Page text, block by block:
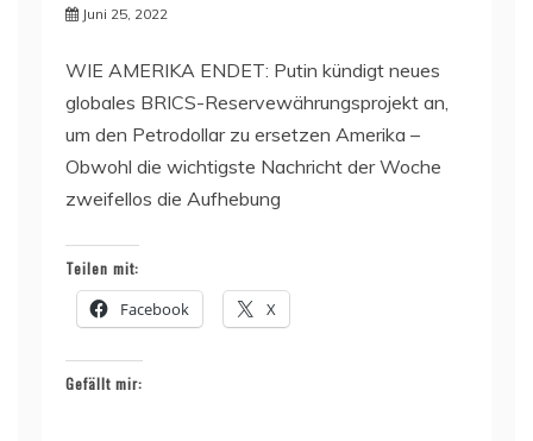
Juni 25, 2022
WIE AMERIKA ENDET: Putin kündigt neues
globales BRICS-Reservewährungsprojekt an,
um den Petrodollar zu ersetzen Amerika –
Obwohl die wichtigste Nachricht der Woche
zweifellos die Aufhebung
Teilen mit:
Facebook X
Gefällt mir: